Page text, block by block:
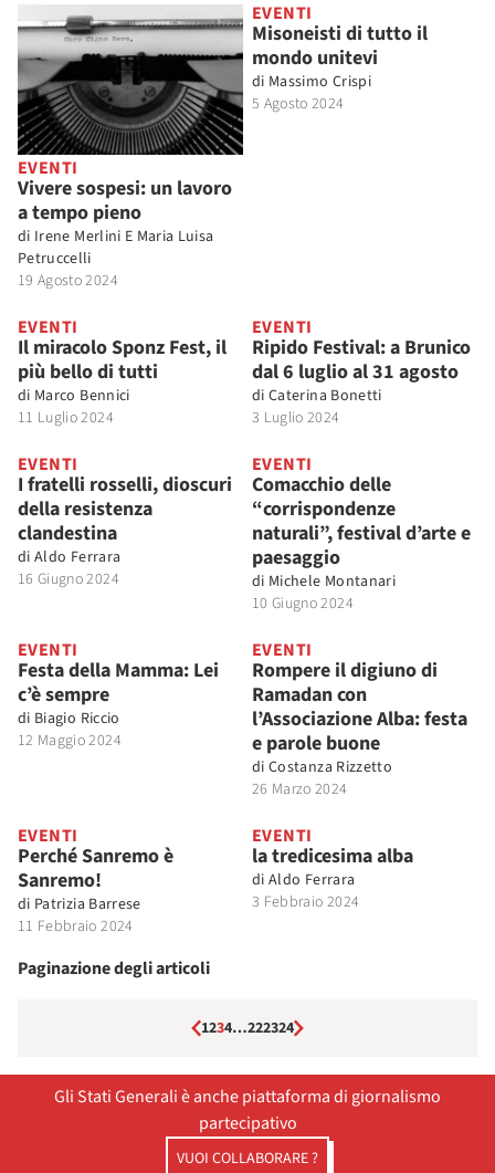
EVENTI
Vivere sospesi: un lavoro
a tempo pieno
di Irene Merlini E Maria Luisa
Petruccelli
19 Agosto 2024
EVENTI
Misoneisti di tutto il
mondo unitevi
di Massimo Crispi
5 Agosto 2024
EVENTI
Il miracolo Sponz Fest, il
più bello di tutti
di Marco Bennici
11 Luglio 2024
EVENTI
Ripido Festival: a Brunico
dal 6 luglio al 31 agosto
di Caterina Bonetti
3 Luglio 2024
EVENTI
I fratelli rosselli, dioscuri
della resistenza
clandestina
di Aldo Ferrara
16 Giugno 2024
EVENTI
Comacchio delle
“corrispondenze
naturali”, festival d’arte e
paesaggio
di Michele Montanari
10 Giugno 2024
EVENTI
Festa della Mamma: Lei
c’è sempre
di Biagio Riccio
12 Maggio 2024
EVENTI
Rompere il digiuno di
Ramadan con
l’Associazione Alba: festa
e parole buone
di Costanza Rizzetto
26 Marzo 2024
EVENTI
Perché Sanremo è
Sanremo!
di Patrizia Barrese
11 Febbraio 2024
EVENTI
la tredicesima alba
di Aldo Ferrara
3 Febbraio 2024
Paginazione degli articoli
1234…222324
Gli Stati Generali è anche piattaforma di giornalismo
partecipativo
VUOI COLLABORARE ?